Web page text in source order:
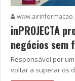
inPROJECTA
negócios sem
Responsável por
voltar a superar os